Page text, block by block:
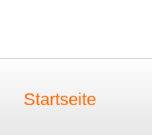
Startseite